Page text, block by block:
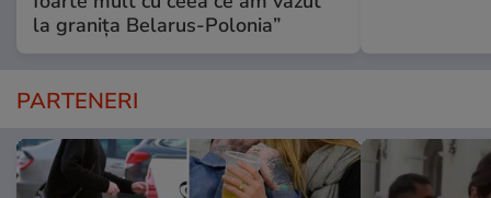
la granița Belarus-Polonia”
PARTENERI